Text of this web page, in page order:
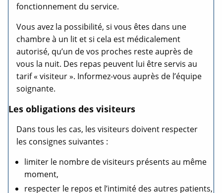
fonctionnement du service.
Vous avez la possibilité, si vous êtes dans une
chambre à un lit et si cela est médicalement
autorisé, qu’un de vos proches reste auprès de
vous la nuit. Des repas peuvent lui être servis au
tarif « visiteur ». Informez-vous auprès de l’équipe
soignante.
Les obligations des visiteurs
Dans tous les cas, les visiteurs doivent respecter
les consignes suivantes :
limiter le nombre de visiteurs présents au même
moment,
respecter le repos et l’intimité des autres patients,